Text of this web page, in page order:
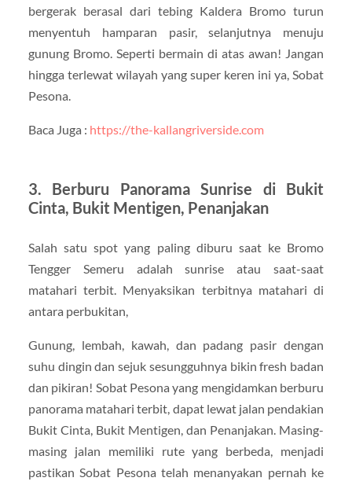
bergerak berasal dari tebing Kaldera Bromo turun
menyentuh hamparan pasir, selanjutnya menuju
gunung Bromo. Seperti bermain di atas awan! Jangan
hingga terlewat wilayah yang super keren ini ya, Sobat
Pesona.
Baca Juga : https://the-kallangriverside.com
3. Berburu Panorama Sunrise di Bukit
Cinta, Bukit Mentigen, Penanjakan
Salah satu spot yang paling diburu saat ke Bromo
Tengger Semeru adalah sunrise atau saat-saat
matahari terbit. Menyaksikan terbitnya matahari di
antara perbukitan,
Gunung, lembah, kawah, dan padang pasir dengan
suhu dingin dan sejuk sesungguhnya bikin fresh badan
dan pikiran! Sobat Pesona yang mengidamkan berburu
panorama matahari terbit, dapat lewat jalan pendakian
Bukit Cinta, Bukit Mentigen, dan Penanjakan. Masing-
masing jalan memiliki rute yang berbeda, menjadi
pastikan Sobat Pesona telah menanyakan pernah ke